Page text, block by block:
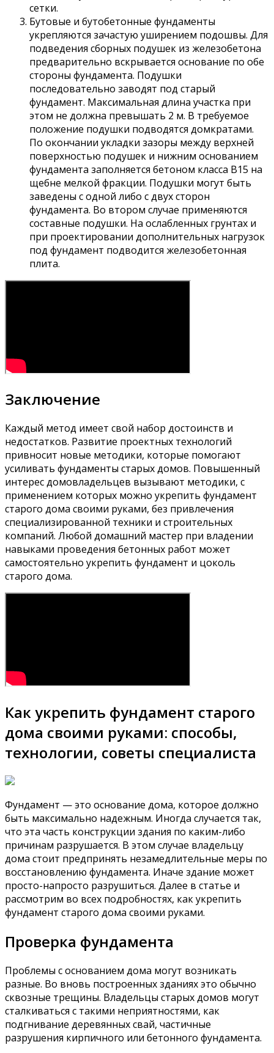
сетки.
Бутовые и бутобетонные фундаменты
укрепляются зачастую уширением подошвы. Для
подведения сборных подушек из железобетона
предварительно вскрывается основание по обе
стороны фундамента. Подушки
последовательно заводят под старый
фундамент. Максимальная длина участка при
этом не должна превышать 2 м. В требуемое
положение подушки подводятся домкратами.
По окончании укладки зазоры между верхней
поверхностью подушек и нижним основанием
фундамента заполняется бетоном класса В15 на
щебне мелкой фракции. Подушки могут быть
заведены с одной либо с двух сторон
фундамента. Во втором случае применяются
составные подушки. На ослабленных грунтах и
при проектировании дополнительных нагрузок
под фундамент подводится железобетонная
плита.
Заключение
Каждый метод имеет свой набор достоинств и
недостатков. Развитие проектных технологий
привносит новые методики, которые помогают
усиливать фундаменты старых домов. Повышенный
интерес домовладельцев вызывают методики, с
применением которых можно укрепить фундамент
старого дома своими руками, без привлечения
специализированной техники и строительных
компаний. Любой домашний мастер при владении
навыками проведения бетонных работ может
самостоятельно укрепить фундамент и цоколь
старого дома.
Как укрепить фундамент старого
дома своими руками: способы,
технологии, советы специалиста
Фундамент — это основание дома, которое должно
быть максимально надежным. Иногда случается так,
что эта часть конструкции здания по каким-либо
причинам разрушается. В этом случае владельцу
дома стоит предпринять незамедлительные меры по
восстановлению фундамента. Иначе здание может
просто-напросто разрушиться. Далее в статье и
рассмотрим во всех подробностях, как укрепить
фундамент старого дома своими руками.
Проверка фундамента
Проблемы с основанием дома могут возникать
разные. Во вновь построенных зданиях это обычно
сквозные трещины. Владельцы старых домов могут
сталкиваться с такими неприятностями, как
подгнивание деревянных свай, частичные
разрушения кирпичного или бетонного фундамента.